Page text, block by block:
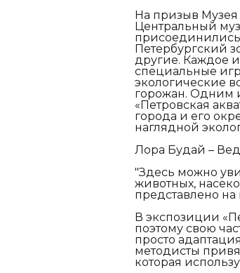
На призыв
Центральный
Петербургский
другие. Каждое
специальные
экологические
горожан. Одним
«Петровская
города и его
наглядной
Лора Будай –
"Здесь можно
животных,
представлено на
В экспозиции
поэтому свою
просто
методисты
которая